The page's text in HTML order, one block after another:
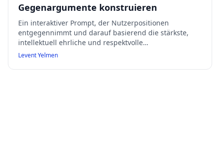
Gegenargumente konstruieren
Ein interaktiver Prompt, der Nutzerpositionen
entgegennimmt und darauf basierend die stärkste,
intellektuell ehrliche und respektvolle
Gegenargumentation erstellt. Dabei werden
erfahrungsbasierte Perspektiven genutzt,
Levent Yelmen